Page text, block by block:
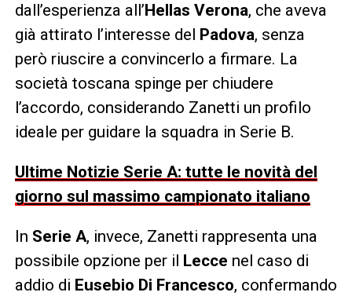
dall’esperienza all’ Hellas Verona, che aveva
già attirato l’interesse del
Padova, senza
però riuscire a convincerlo a firmare. La
società toscana spinge per chiudere
l’accordo, considerando Zanetti un profilo
ideale per guidare la squadra in Serie B.
Ultime Notizie Serie A: tutte le novità del
giorno sul massimo campionato italiano
In Serie A, invece, Zanetti rappresenta una
possibile opzione per il
Lecce nel caso di
addio di Eusebio Di Francesco, confermando